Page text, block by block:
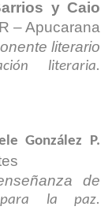
y Caio
– Apucarana
literario
literaria.
González P.
de
para la paz.